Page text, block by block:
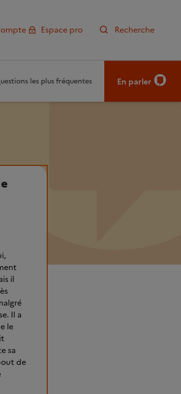
Espace pro Recherche
les plus fréquentes En parler
il
Il a
le
sa
de